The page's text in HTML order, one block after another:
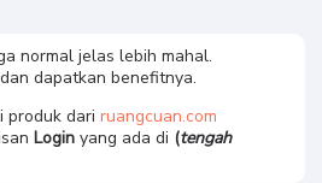
normal jelas lebih mahal.
dapatkan benefitnya.
produk dari ruangcuan.com
Login yang ada di (tengah
Digital Profit - Paket